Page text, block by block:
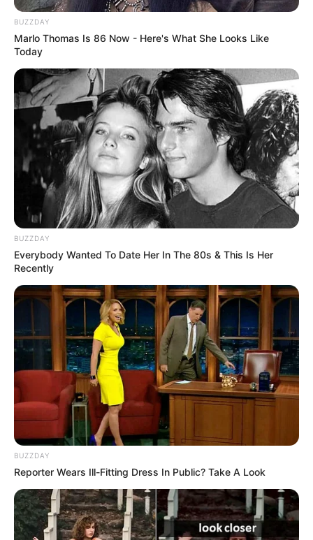
BOA TARDE! gosti muito passa passo do fuxico mais
gostaria de ter flor de fuxico fechada
Aline há 17 anos
olá! gostei mto desse modelo de flor, eu faço
chaveiros com as flores de fuxico!!! mto legal esse
modelo!!!
Jane há 17 anos
RONIVANIA DE SOUSA
Tô rosa choque!!!vcs realmente capricharam me
mantenha informada das novidades.
Maria de Lourdes Lopes há 17 anos
Muito bom.não conhecia esse modelo,adorei.
nanda rocha há 17 anos
adorei todos os trabalhos de vocês!!!
se poder me mantenha informada sobre outros
modelos de trabalho com fuxico!
nanda.rocha09@yahoo.com
lucia amelia há 16 anos
BUZZDAY
Marlo Thomas Is 86 Now - Here's What She Looks Like
Today
BUZZDAY
Everybody Wanted To Date Her In The 80s & This Is Her
Recently
BUZZDAY
Reporter Wears Ill-Fitting Dress In Public? Take A Look